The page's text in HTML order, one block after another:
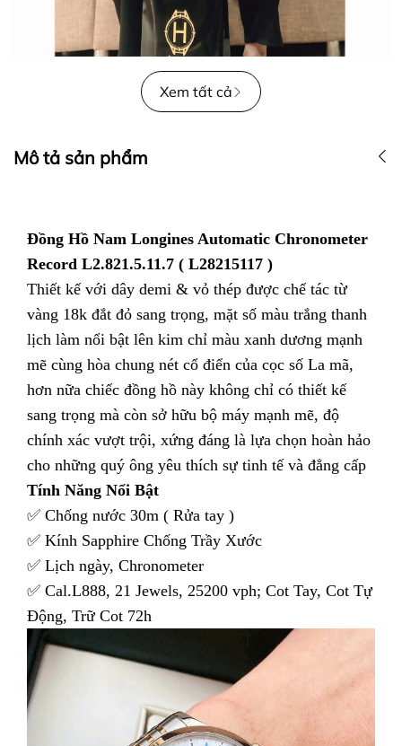
Xem tất cả
Mô tả sản phẩm
Đồng Hồ Nam Longines Automatic Chronometer
Record L2.821.5.11.7 ( L28215117 )
Thiết kế với dây demi & vỏ thép được chế tác từ
vàng 18k đắt đỏ sang trọng, mặt số màu trắng thanh
lịch làm nổi bật lên kim chỉ màu xanh dương mạnh
mẽ cùng hòa chung nét cổ điển của cọc số La mã,
hơn nữa chiếc đồng hồ này không chỉ có thiết kế
sang trọng mà còn sở hữu bộ máy mạnh mẽ, độ
chính xác vượt trội, xứng đáng là lựa chọn hoàn hảo
cho những quý ông yêu thích sự tinh tế và đẳng cấp
Tính Năng Nổi Bật
✅ Chống nước 30m ( Rửa tay )
✅ Kính Sapphire Chống Trầy Xước
✅ Lịch ngày, Chronometer
✅ Cal.L888, 21 Jewels, 25200 vph; Cot Tay, Cot Tự
Động, Trữ Cot 72h